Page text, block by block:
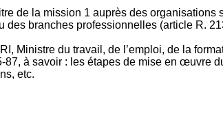
de la mission 1 auprès des organisations
branches professionnelles (article R.
Ministre du travail, de l’emploi, de la
à savoir : les étapes de mise en œuvre
etc.